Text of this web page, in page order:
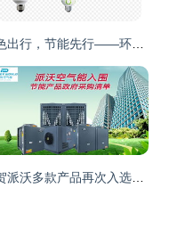
绿色出行，节能先行——环保画册与宣传栏设计素材指南
祝贺派沃多款产品再次入选国家节能产品政府采购清单